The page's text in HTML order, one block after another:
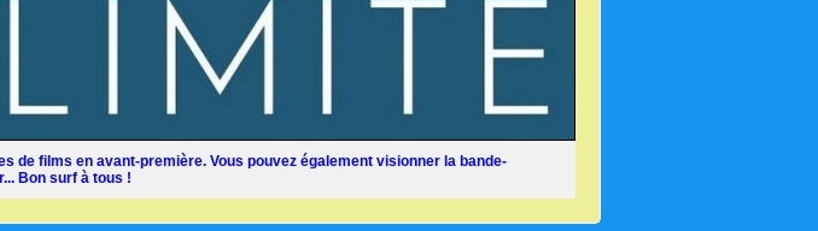
de films en avant-première. Vous pouvez également visionner la bande-
Bon surf à tous !